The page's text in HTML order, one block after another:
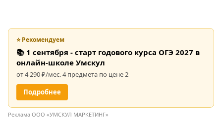
⭐ Рекомендуем
📚 1 сентября - старт годового курса ОГЭ 2027 в
онлайн-школе Умскул
от 4 290 ₽/мес. 4 предмета по цене 2
Подробнее
Реклама ООО «УМСКУЛ МАРКЕТИНГ»